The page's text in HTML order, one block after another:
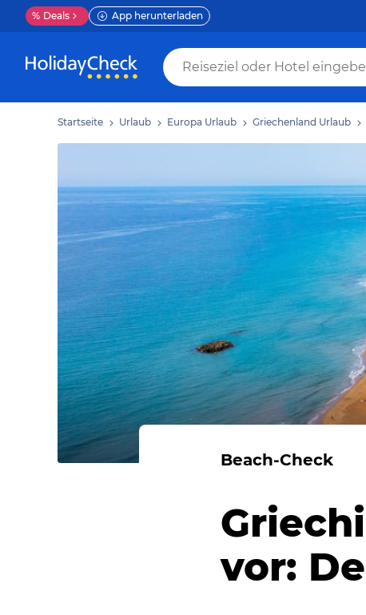
% Deals App herunterladen
Startseite Urlaub Europa Urlaub Griechenland Urlaub
Beach-Check
vor: